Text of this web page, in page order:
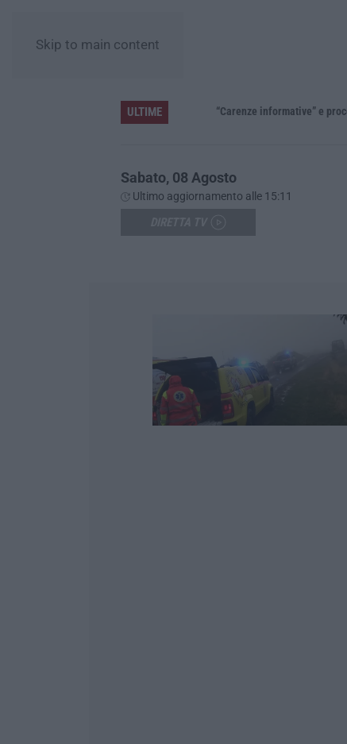
Skip to main content
ULTIME
Sabato, 08 Agosto
Ultimo aggiornamento alle 15:11